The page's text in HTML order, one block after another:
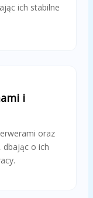
ich stabilne
i
oraz
o ich